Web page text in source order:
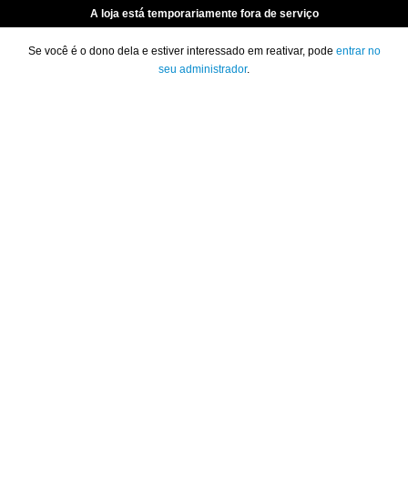
A loja está temporariamente fora de serviço
Se você é o dono dela e estiver interessado em reativar, pode entrar no
seu administrador.